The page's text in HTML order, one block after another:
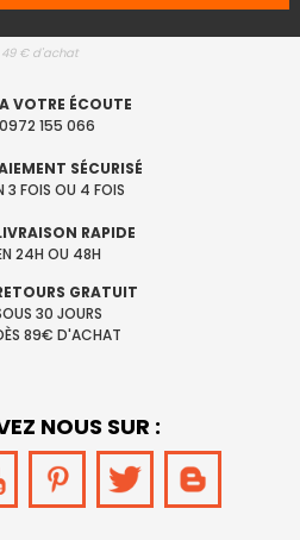
49 € d'achat
A VOTRE ÉCOUTE
0972 155 066
SÉCURISÉ
3 FOIS OU 4 FOIS
RAPIDE
24H OU 48H
GRATUIT
30 JOURS
89€ D'ACHAT
NOUS SUR :